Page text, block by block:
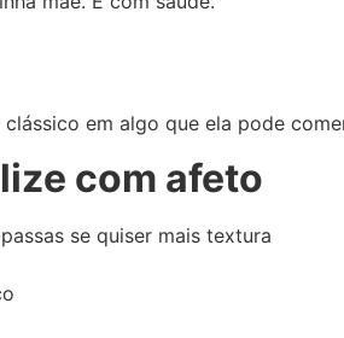
em algo que ela pode
com afeto
se quiser mais textura